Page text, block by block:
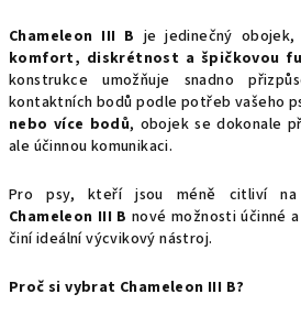
Chameleon III Bje jedinečný
komfort, diskrétnost a špičkovou
konstrukce umožňuje snadno
kontaktních bodů podle potřeb vašeho
nebo více bodů, obojek se dokonale
ale účinnou komunikaci.
Pro psy, kteří jsou méně citliví na
Chameleon III Bnové možnosti účinné
činí ideální výcvikový nástroj.
Proč si vybrat Chameleon III B?